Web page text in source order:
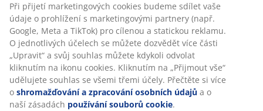
Při přijetí marketingových cookies budeme sdílet vaše
údaje o prohlížení s marketingovými partnery (např.
Google, Meta a TikTok) pro cílenou a statickou reklamu.
O jednotlivých účelech se můžete dozvědět více části
„Upravit“ a svůj souhlas můžete kdykoli odvolat
kliknutím na ikonu cookies. Kliknutím na „Přijmout vše“
udělujete souhlas se všemi třemi účely. Přečtěte si více
o shromažďování a zpracování osobních údajů a o
naší zásadách používání souborů cookie.